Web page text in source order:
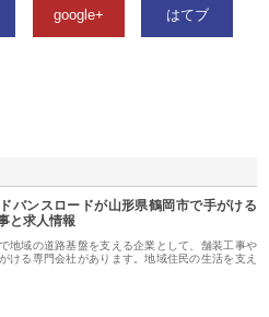
google+ はてブ
バンスロードが山形県鶴岡市で手がける
と求人情報
地域の道路基盤を支える企業として、舗装工事や
ける専門会社があります。地域住民の生活を支え